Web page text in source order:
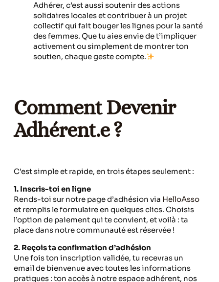
Adhérer, c’est aussi soutenir des actions
solidaires locales et contribuer à un projet
collectif qui fait bouger les lignes pour la santé
des femmes. Que tu aies envie de t’impliquer
activement ou simplement de montrer ton
soutien, chaque geste compte.
Comment Devenir
Adhérent.e ?
C’est simple et rapide, en trois étapes seulement :
1. Inscris-toi en ligne
Rends-toi sur notre page d’adhésion via HelloAsso
et remplis le formulaire en quelques clics. Choisis
l’option de paiement qui te convient, et voilà : ta
place dans notre communauté est réservée !
2. Reçois ta confirmation d’adhésion
Une fois ton inscription validée, tu recevras un
email de bienvenue avec toutes les informations
pratiques : ton accès à notre espace adhérent, nos